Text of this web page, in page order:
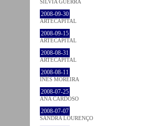
SÍLVIA GUERRA
2008-09-30
ARTECAPITAL
2008-09-15
ARTECAPITAL
2008-08-31
ARTECAPITAL
2008-08-11
INÊS MOREIRA
2008-07-25
ANA CARDOSO
2008-07-07
SANDRA LOURENÇO